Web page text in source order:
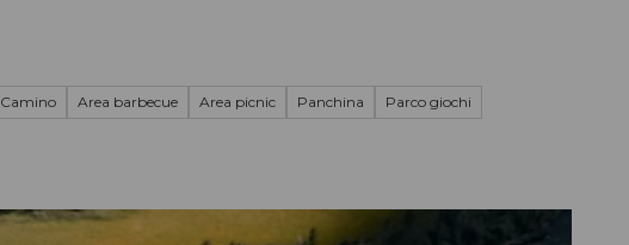
Camino Area barbecue Area picnic Panchina
Parco giochi